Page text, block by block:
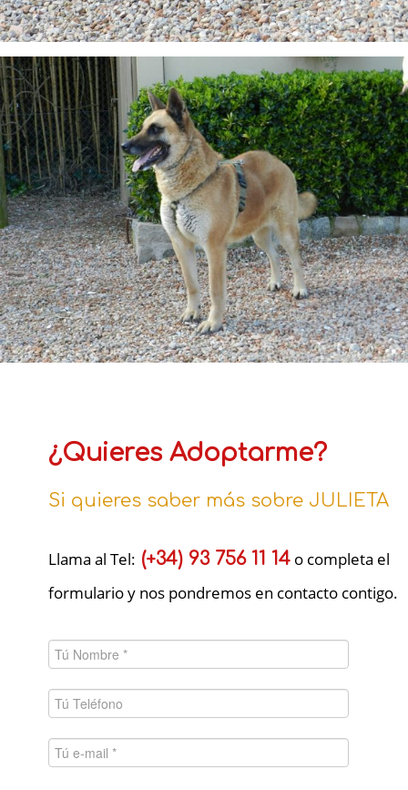
¿Quieres Adoptarme?
Si quieres saber más sobre JULIETA
Llama al Tel: (+34) 93 756 11 14 o completa el
formulario y nos pondremos en contacto contigo.